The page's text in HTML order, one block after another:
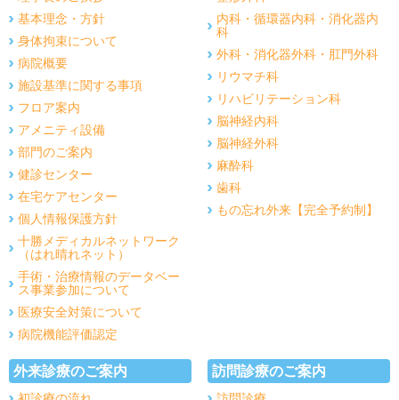
基本理念・方針
身体拘束について
病院概要
施設基準に関する事項
フロア案内
アメニティ設備
部門のご案内
健診センター
在宅ケアセンター
個人情報保護方針
十勝メディカルネットワーク
（はれ晴れネット）
手術・治療情報のデータベー
ス事業参加について
医療安全対策について
病院機能評価認定
内科・循環器内科・消化器内
科
外科・消化器外科・肛門外科
リウマチ科
リハビリテーション科
脳神経内科
脳神経外科
麻酔科
歯科
もの忘れ外来【完全予約制】
外来診療のご案内 訪問診療のご案内